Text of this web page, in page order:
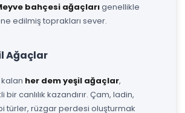
bahçesi ağaçlarıgenellikle
edilmiş toprakları sever.
Ağaçlar
kalan her dem yeşil ağaçlar,
canlılık kazandırır. Çam, ladin,
türler, rüzgar perdesi oluşturmak